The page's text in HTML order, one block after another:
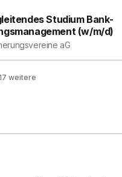
Studium Bank-
(w/m/d)
aG
weitere